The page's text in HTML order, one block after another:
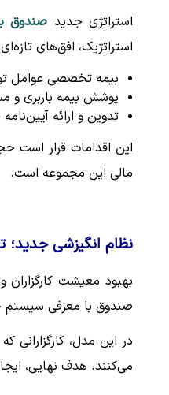
استراتژی جدید صندوق
استراتژیک، افق‌های
بیمه تخصصی عوامل
پوشش بیمه باربری و
تدوین و ارائه
مالی این مجموعه است.
نظام انگیزشی جدید؛
بهبود معیشت
صندوق با معرفی سیستم
در این مدل،
می‌کنند. هدف نهایی،